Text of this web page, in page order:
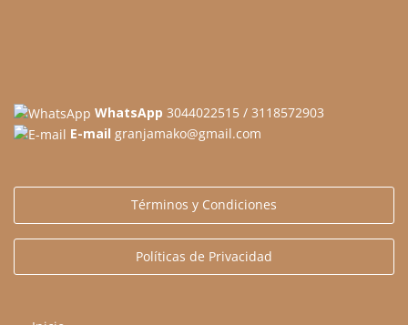
WhatsApp 3044022515 / 3118572903
E-mail granjamako@gmail.com
Términos y Condiciones
Políticas de Privacidad